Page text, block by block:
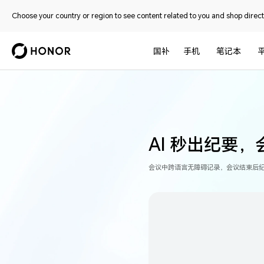
Choose your country or region to see content related to you and shop
国补 手机 笔记本
AI 秒出纪要，
会议中跨语言无障碍记录，会议结束后